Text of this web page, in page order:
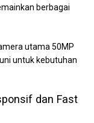
berbagai
utama 50MP
untuk kebutuhan
dan Fast